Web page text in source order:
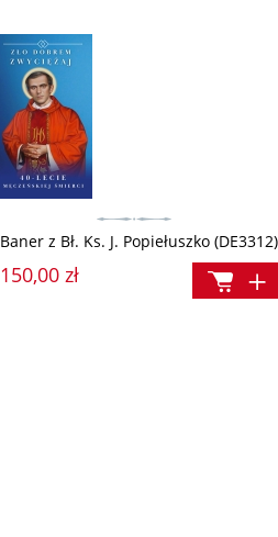
Baner z Bł. Ks. J. Popiełuszko (DE3312)
150,00 zł